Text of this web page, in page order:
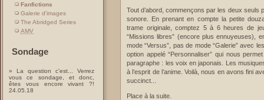
Fanfictions
Galerie d'images
The Abridged Series
AMV
Sondage
» La question c'est... Verrez
vous ce sondage, et donc,
êtes vous encore vivant ?!
24.05.18
Tout d’abord, commençons par les deux seuls
sonore. En prenant en compte la petite
trame originale, comptez 5 à 6 heures de
“Missions libres” (encore plus ennuyeuses),
mode “Versus”, pas de mode “Galerie” avec
option appelé “Personnaliser” qui nous
paragraphe : les voix en japonais. Les
à l’esprit de l’anime. Voilà, nous en avons fini
succinct...
Place à la suite.